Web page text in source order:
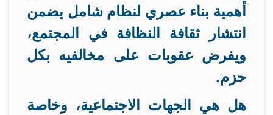
أهمية بناء عصري لنظام شامل يضمن
انتشار ثقافة النظافة في المجتمع،
ويفرض عقوبات على مخالفيه بكل
حزم.
هل هي الجهات الاجتماعية، وخاصة